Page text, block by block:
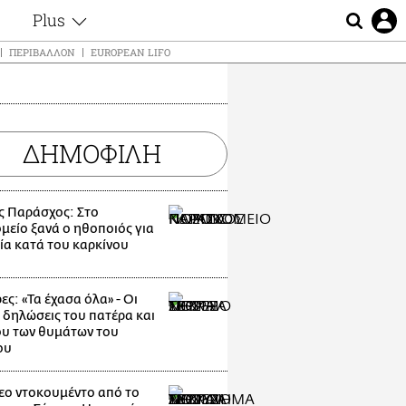
Plus
Θέματα
Ζώδια
Εξομολογήσεις
Blogs
Οι Αθηναίοι
Απώλειες
ΠΕΡΙΒΆΛΛΟΝ EUROPEAN LIFO
ΔΗΜΟΦΙΛΗ
Παράσχος: Στο
ξανά ο ηθοποιός για
κατά του καρκίνου
«Τα έχασα όλα» - Οι
του πατέρα και
των θυμάτων του
ντοκουμέντο από το